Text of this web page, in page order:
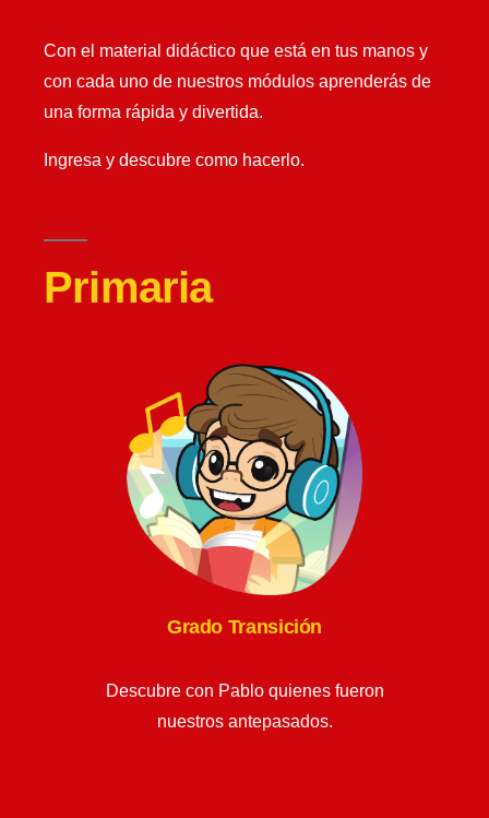
Con el material didáctico que está en tus manos y
con cada uno de nuestros módulos aprenderás de
una forma rápida y divertida.
Ingresa y descubre como hacerlo.
Primaria
Grado Transición
Descubre con Pablo quienes fueron
nuestros antepasados.